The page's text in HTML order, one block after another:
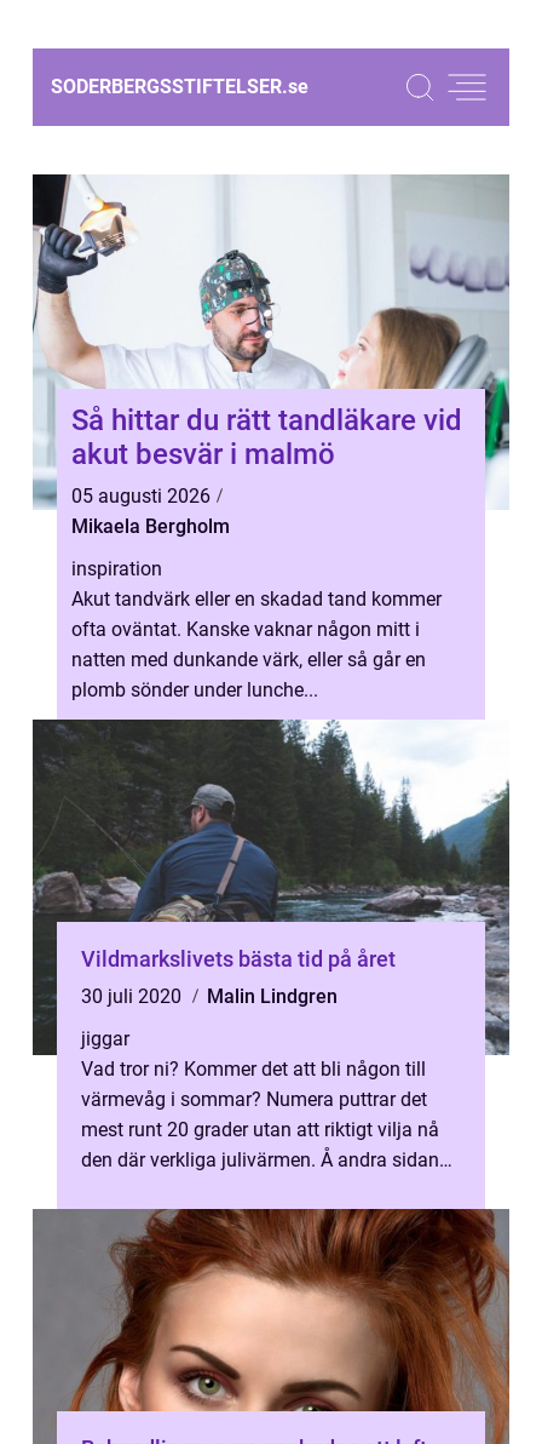
SODERBERGSSTIFTELSER.se
Så hittar du rätt tandläkare vid
akut besvär i malmö
05 augusti 2026
Mikaela Bergholm
inspiration
Akut tandvärk eller en skadad tand kommer
ofta oväntat. Kanske vaknar någon mitt i
natten med dunkande värk, eller så går en
plomb sönder under lunche...
Vildmarkslivets bästa tid på året
30 juli 2020
Malin Lindgren
jiggar
Vad tror ni? Kommer det att bli någon till
värmevåg i sommar? Numera puttrar det
mest runt 20 grader utan att riktigt vilja nå
den där verkliga julivärmen. Å andra sidan